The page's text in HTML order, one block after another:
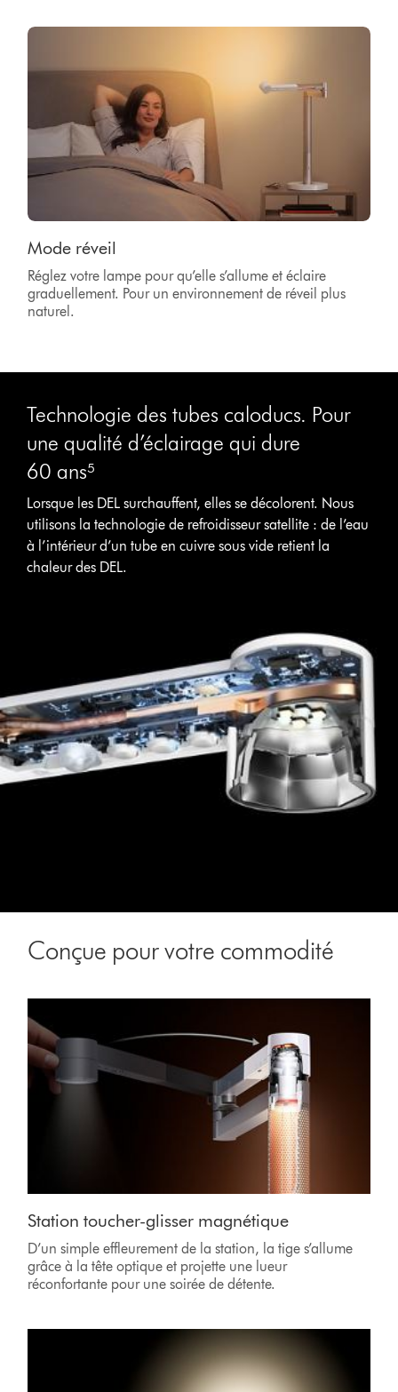
Mode réveil
Réglez votre lampe pour qu’elle s’allume et éclaire
graduellement. Pour un environnement de réveil plus
naturel.
Technologie des tubes caloducs. Pour
une qualité d’éclairage qui dure
60 ans⁵
Lorsque les DEL surchauffent, elles se décolorent. Nous
utilisons la technologie de refroidisseur satellite : de l’eau
à l’intérieur d’un tube en cuivre sous vide retient la
chaleur des DEL.
Conçue pour votre commodité
Station toucher-glisser magnétique
D’un simple effleurement de la station, la tige s’allume
grâce à la tête optique et projette une lueur
réconfortante pour une soirée de détente.